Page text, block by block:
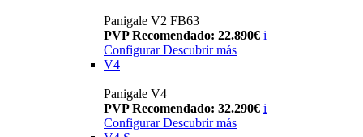
Panigale V2 FB63
PVP Recomendado: 22.890€ i
Configurar Descubrir más
V4
Panigale V4
PVP Recomendado: 32.290€ i
Configurar Descubrir más